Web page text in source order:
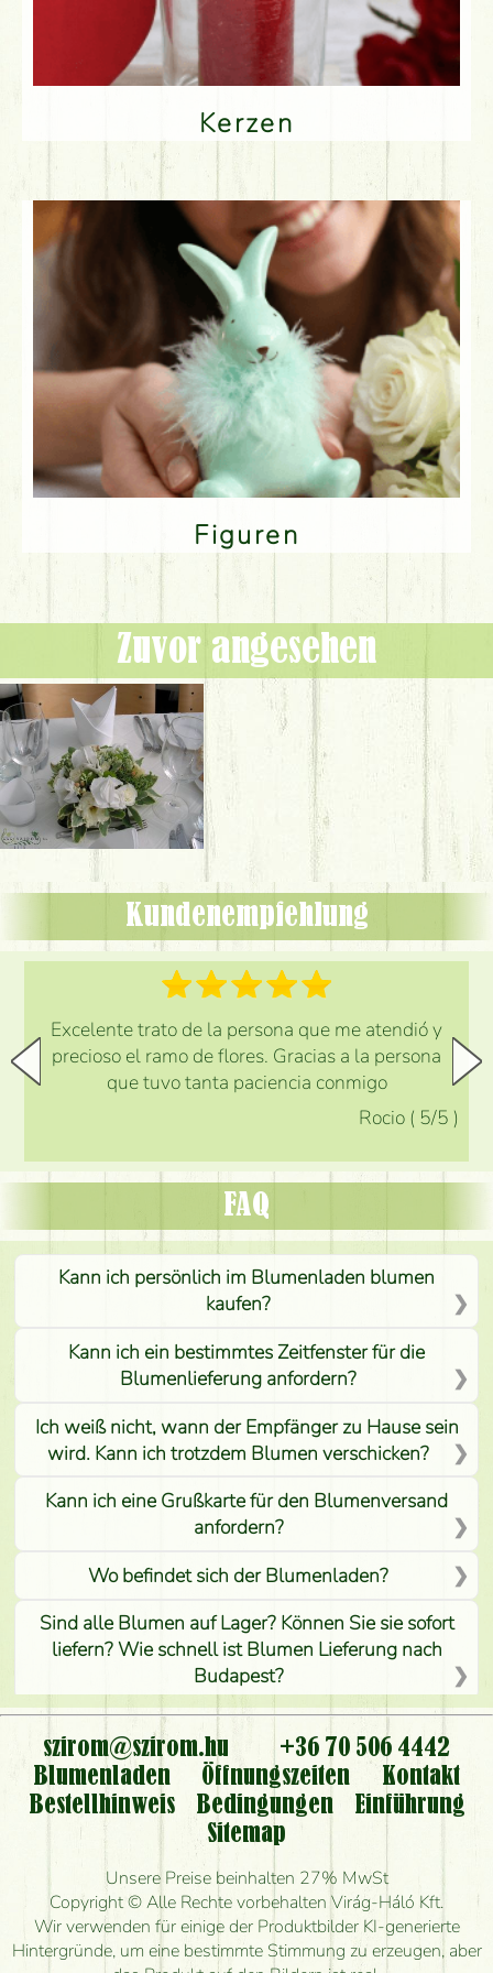
Kerzen
Figuren
Zuvor angesehen
Kundenempfehlung
Excelente trato de la persona que me atendió y
precioso el ramo de flores. Gracias a la persona
que tuvo tanta paciencia conmigo
Rocio ( 5/5 )
FAQ
Kann ich persönlich im Blumenladen blumen
kaufen?
Kann ich ein bestimmtes Zeitfenster für die
Blumenlieferung anfordern?
Ich weiß nicht, wann der Empfänger zu Hause sein
wird. Kann ich trotzdem Blumen verschicken?
Kann ich eine Grußkarte für den Blumenversand
anfordern?
Wo befindet sich der Blumenladen?
Sind alle Blumen auf Lager? Können Sie sie sofort
liefern? Wie schnell ist Blumen Lieferung nach
Budapest?
Ist der Blumenladen non stop geöffnet?
Kann ich den bestellten Blumenstrauß persönlich
nehmen oder nur per Blumenversand?
Ist eine Bestellung für ländliche Gebiete möglich?
Wie lange kann ich heute Blumen mit Lieferung
bestellen?
szirom@szirom.hu
+36 70 506 4442
Blumenladen
Öffnungszeiten
Kontakt
Bestellhinweis
Bedingungen
Einführung
Sitemap
Unsere Preise beinhalten 27% MwSt
Copyright © Alle Rechte vorbehalten Virág-Háló Kft.
Wir verwenden für einige der Produktbilder KI-generierte
Hintergründe, um eine bestimmte Stimmung zu erzeugen, aber